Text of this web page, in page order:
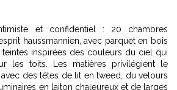
et confidentiel : 20 chambres
haussmannien, avec parquet en bois
inspirées des couleurs du ciel qui
les toits. Les matières privilégient le
des têtes de lit en tweed, du velours
en laiton chaleureux et de larges